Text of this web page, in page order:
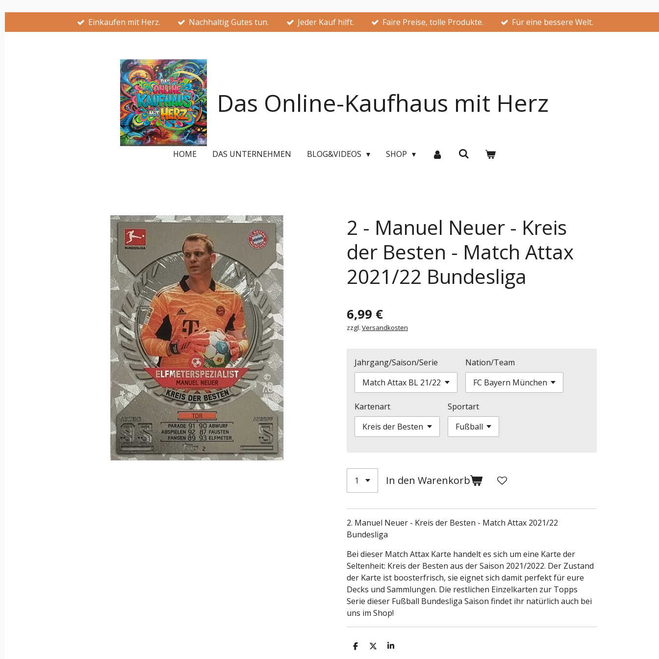
springen
Einkaufen mit Herz. Nachhaltig Gutes tun. Jeder Kauf hilft. Faire Preise, tolle Produkte. Für eine bessere Welt.
Das Online-Kaufhaus mit Herz
HOME DAS UNTERNEHMEN BLOG&VIDEOS SHOP
2 - Manuel Neuer - Kreis
der Besten - Match Attax
2021/22 Bundesliga
6,99 €
zzgl. Versandkosten
Jahrgang/Saison/Serie Nation/Team
Kartenart Sportart
In den Warenkorb
2. Manuel Neuer - Kreis der Besten - Match Attax 2021/22
Bundesliga
Bei dieser Match Attax Karte handelt es sich um eine Karte der
Seltenheit: Kreis der Besten aus der Saison 2021/2022. Der Zustand
der Karte ist boosterfrisch, sie eignet sich damit perfekt für eure
Decks und Sammlungen. Die restlichen Einzelkarten zur Topps
Serie dieser Fußball Bundesliga Saison findet ihr natürlich auch bei
uns im Shop!
T
T
T